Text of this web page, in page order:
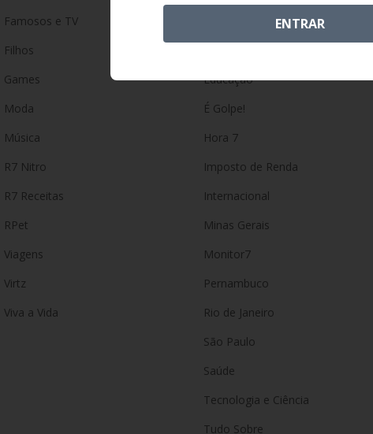
Famosos e TV
Filhos
Games
Moda
Música
R7 Nitro
R7 Receitas
RPet
Viagens
Virtz
Viva a Vida
Direito do Consumidor
Educação
É Golpe!
Hora 7
Imposto de Renda
Internacional
Minas Gerais
Monitor7
Pernambuco
Rio de Janeiro
São Paulo
Saúde
Tecnologia e Ciência
Tudo Sobre
ENTRAR